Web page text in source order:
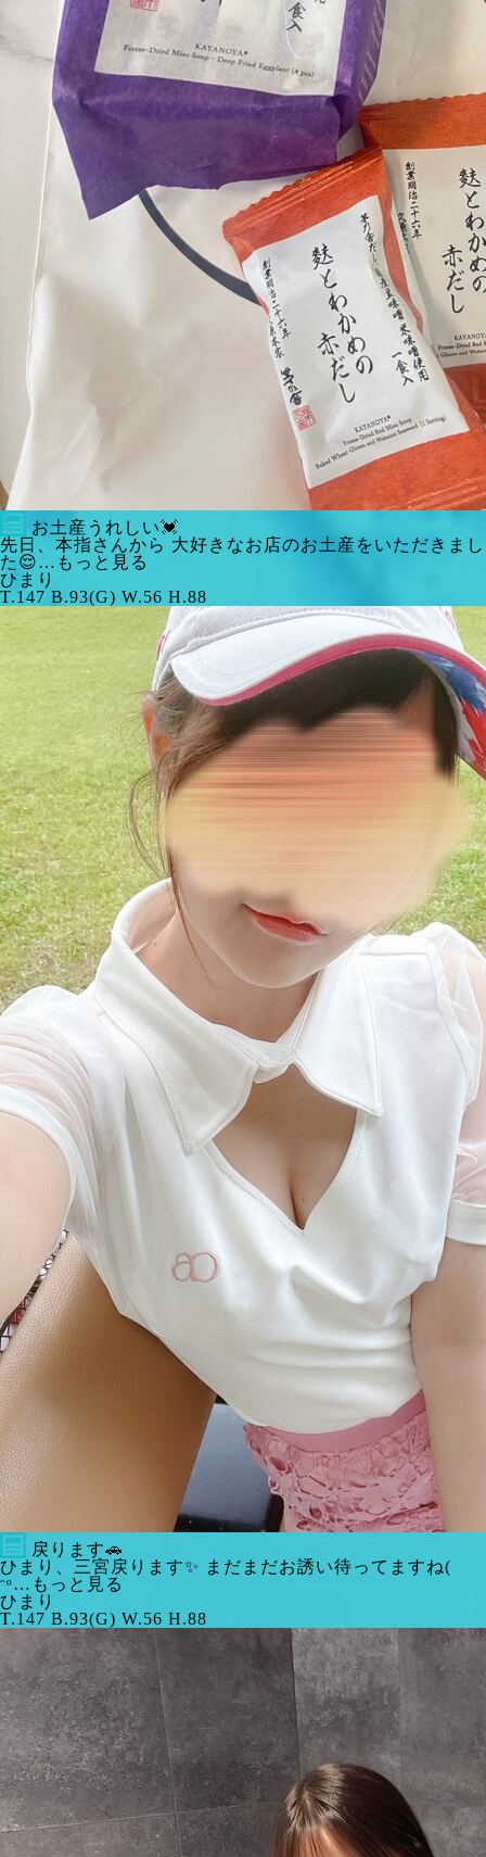
お土産うれしい💓
先日、本指さんから 大好きなお店のお土産をいただきまし
た😌…もっと見る
ひまり
T.147 B.93(G) W.56 H.88
戻ります🚗
ひまり、三宮戻ります✨ まだまだお誘い待ってますね(
ᵔᵒ…もっと見る
ひまり
T.147 B.93(G) W.56 H.88